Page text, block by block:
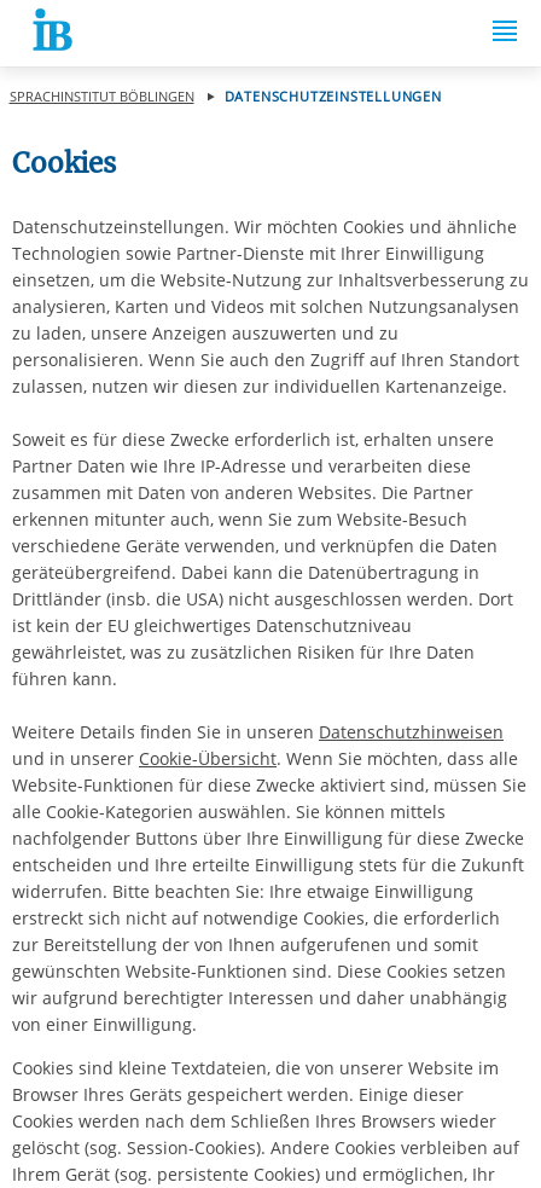
Springe zum Inhalt
SPRACHINSTITUT BÖBLINGEN DATENSCHUTZEINSTELLUNGEN
Cookies
Datenschutzeinstellungen. Wir möchten Cookies und ähnliche
Technologien sowie Partner-Dienste mit Ihrer Einwilligung
einsetzen, um die Website-Nutzung zur Inhaltsverbesserung zu
analysieren, Karten und Videos mit solchen Nutzungsanalysen
zu laden, unsere Anzeigen auszuwerten und zu
personalisieren. Wenn Sie auch den Zugriff auf Ihren Standort
zulassen, nutzen wir diesen zur individuellen Kartenanzeige.
Soweit es für diese Zwecke erforderlich ist, erhalten unsere
Partner Daten wie Ihre IP-Adresse und verarbeiten diese
zusammen mit Daten von anderen Websites. Die Partner
erkennen mitunter auch, wenn Sie zum Website-Besuch
verschiedene Geräte verwenden, und verknüpfen die Daten
geräteübergreifend. Dabei kann die Datenübertragung in
Drittländer (insb. die USA) nicht ausgeschlossen werden. Dort
ist kein der EU gleichwertiges Datenschutzniveau
gewährleistet, was zu zusätzlichen Risiken für Ihre Daten
führen kann.
Weitere Details finden Sie in unseren Datenschutzhinweisen
und in unserer Cookie-Übersicht. Wenn Sie möchten, dass alle
Website-Funktionen für diese Zwecke aktiviert sind, müssen Sie
alle Cookie-Kategorien auswählen. Sie können mittels
nachfolgender Buttons über Ihre Einwilligung für diese Zwecke
entscheiden und Ihre erteilte Einwilligung stets für die Zukunft
widerrufen. Bitte beachten Sie: Ihre etwaige Einwilligung
erstreckt sich nicht auf notwendige Cookies, die erforderlich
zur Bereitstellung der von Ihnen aufgerufenen und somit
gewünschten Website-Funktionen sind. Diese Cookies setzen
wir aufgrund berechtigter Interessen und daher unabhängig
von einer Einwilligung.
Cookies sind kleine Textdateien, die von unserer Website im
Browser Ihres Geräts gespeichert werden. Einige dieser
Cookies werden nach dem Schließen Ihres Browsers wieder
gelöscht (sog. Session-Cookies). Andere Cookies verbleiben auf
Ihrem Gerät (sog. persistente Cookies) und ermöglichen, Ihr